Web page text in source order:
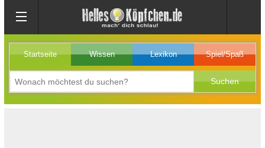
Startseite Wissen Lexikon Spiel/Spaß